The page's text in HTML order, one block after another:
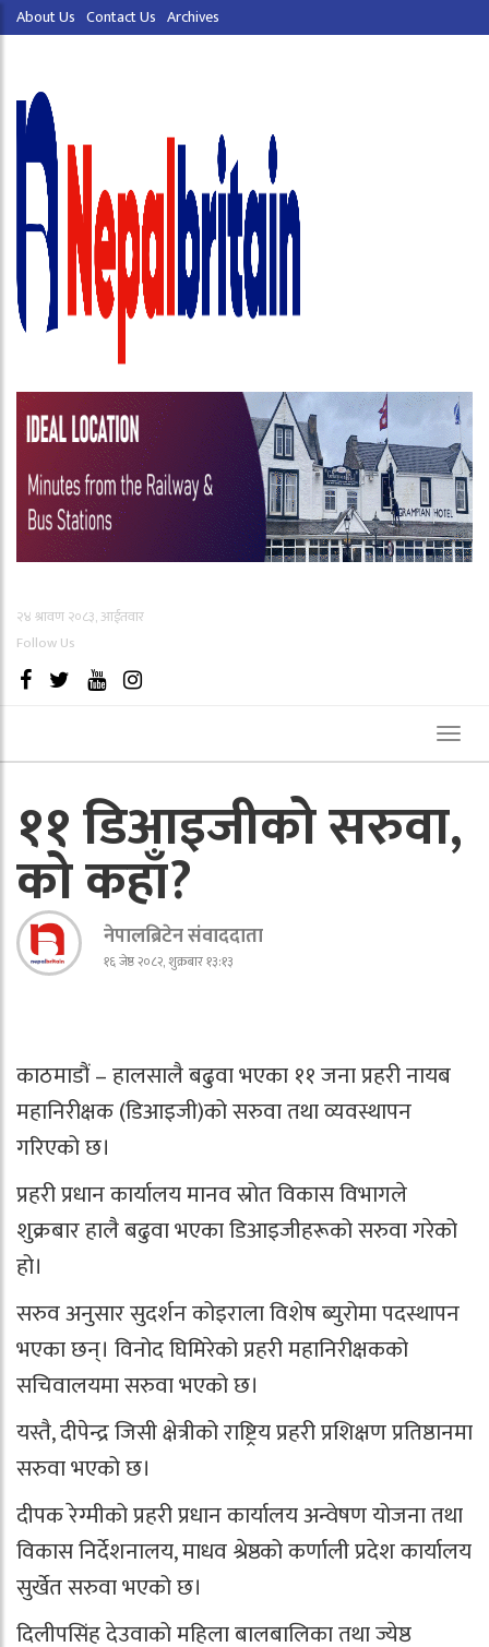
About Us Contact Us Archives
२४ श्रावण २०८३, आईतवार
Follow Us
११ डिआइजीको सरुवा,
को कहाँ?
नेपालब्रिटेन संवाददाता
१६ जेष्ठ २०८२, शुक्रबार १३:१३
काठमाडौं – हालसालै बढुवा भएका ११ जना प्रहरी नायब
महानिरीक्षक (डिआइजी)को सरुवा तथा व्यवस्थापन
गरिएको छ।
प्रहरी प्रधान कार्यालय मानव स्रोत विकास विभागले
शुक्रबार हालै बढुवा भएका डिआइजीहरूको सरुवा गरेको
हो।
सरुव अनुसार सुदर्शन कोइराला विशेष ब्युरोमा पदस्थापन
भएका छन्। विनोद घिमिरेको प्रहरी महानिरीक्षकको
सचिवालयमा सरुवा भएको छ।
यस्तै, दीपेन्द्र जिसी क्षेत्रीको राष्ट्रिय प्रहरी प्रशिक्षण प्रतिष्ठानमा
सरुवा भएको छ।
दीपक रेग्मीको प्रहरी प्रधान कार्यालय अन्वेषण योजना तथा
विकास निर्देशनालय, माधव श्रेष्ठको कर्णाली प्रदेश कार्यालय
सुर्खेत सरुवा भएको छ।
दिलीपसिंह देउवाको महिला बालबालिका तथा ज्येष्ठ